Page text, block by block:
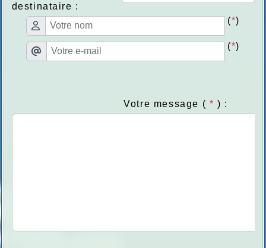
destinataire :
(*)
(*)
Votre message ( * ) :